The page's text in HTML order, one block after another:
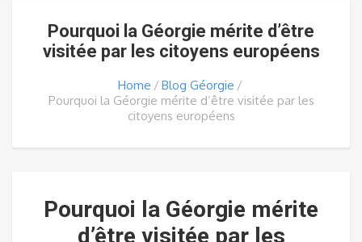
Pourquoi la Géorgie mérite d’être
visitée par les citoyens européens
Home
Blog Géorgie
Pourquoi la Géorgie mérite d’être visitée par les
citoyens européens
Pourquoi la Géorgie mérite
d’être visitée par les